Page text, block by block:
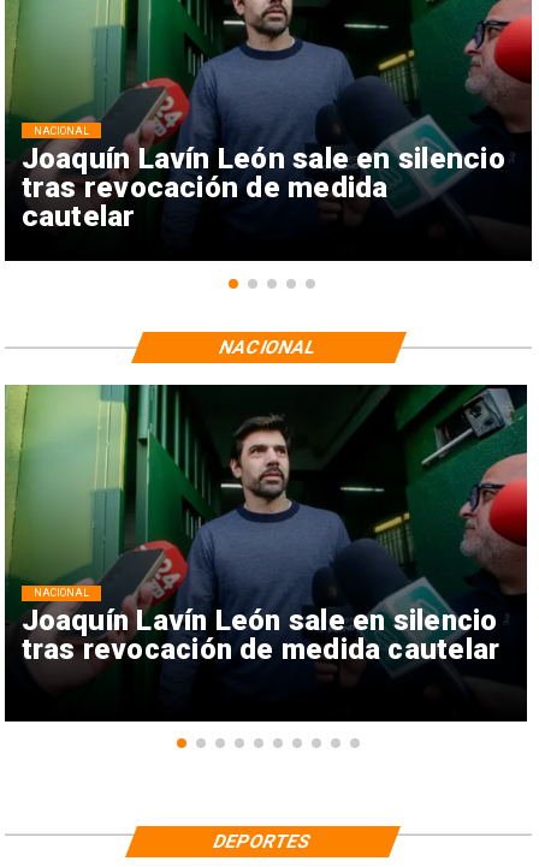
Joaquín Lavín León sale en silencio
tras revocación de medida
cautelar
NACIONAL
Joaquín Lavín León sale en silencio
tras revocación de medida cautelar
NACIONAL
NACIONAL
DEPORTES